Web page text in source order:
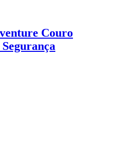
Couro